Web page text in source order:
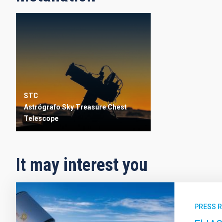
STC
Astrógrafo Sky Treasure Chest
Telescope
It may interest you
PRESS